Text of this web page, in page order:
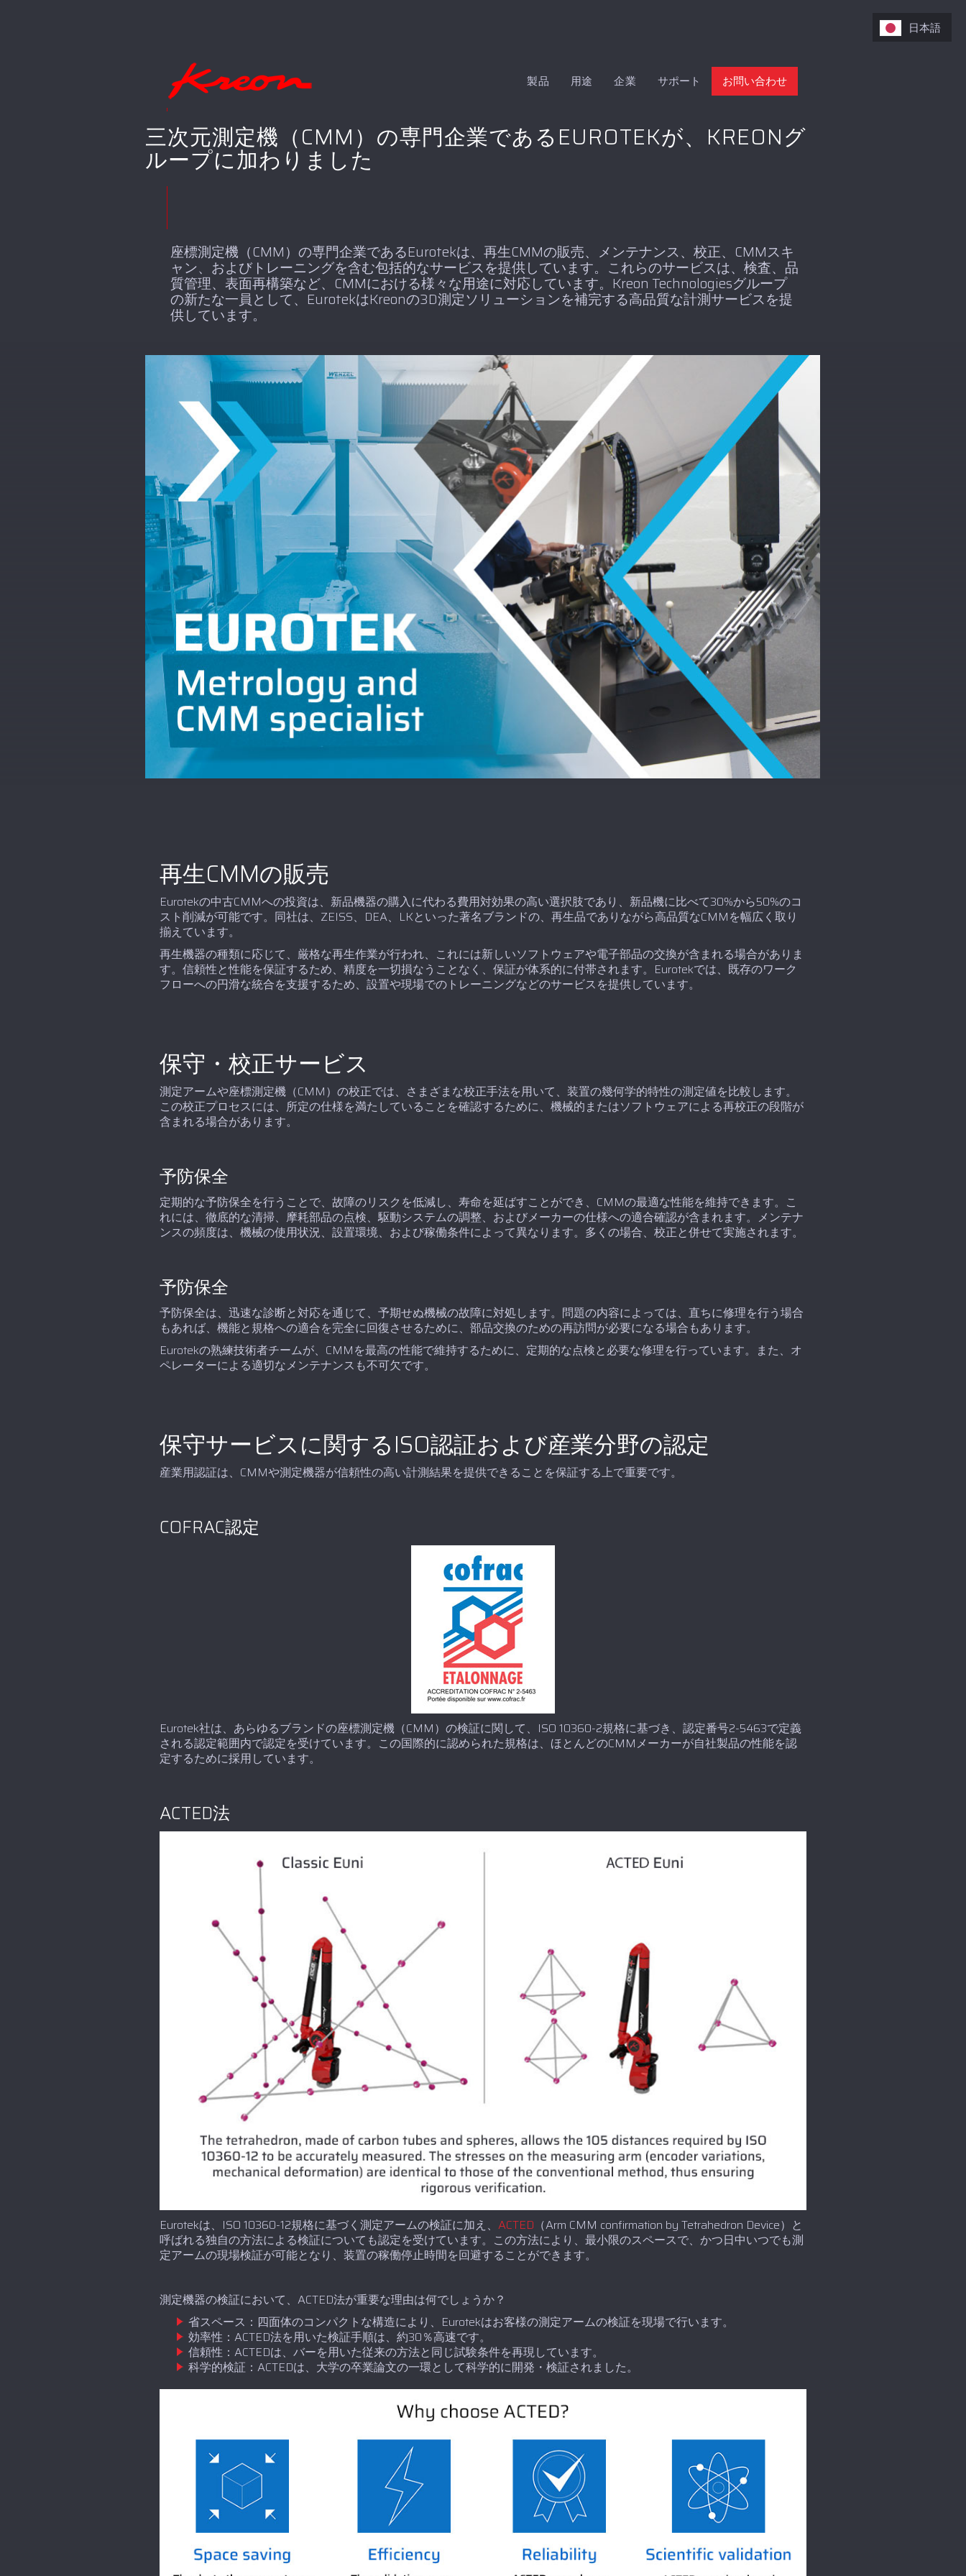
製品 用途 企業 サポート お問い合わせ
三次元測定機（CMM）の専門企業であるEUROTEKが、KREONグ
ループに加わりました
座標測定機（CMM）の専門企業であるEurotekは、再生CMMの販売、メンテナンス、校正、CMMスキ
ャン、およびトレーニングを含む包括的なサービスを提供しています。これらのサービスは、検査、品
質管理、表面再構築など、CMMにおける様々な用途に対応しています。Kreon Technologiesグループ
の新たな一員として、EurotekはKreonの3D測定ソリューションを補完する高品質な計測サービスを提
供しています。
再生CMMの販売
Eurotekの中古CMMへの投資は、新品機器の購入に代わる費用対効果の高い選択肢であり、新品機に比べて30%から50%のコ
スト削減が可能です。同社は、ZEISS、DEA、LKといった著名ブランドの、再生品でありながら高品質なCMMを幅広く取り
揃えています。
再生機器の種類に応じて、厳格な再生作業が行われ、これには新しいソフトウェアや電子部品の交換が含まれる場合がありま
す。信頼性と性能を保証するため、精度を一切損なうことなく、保証が体系的に付帯されます。Eurotekでは、既存のワーク
フローへの円滑な統合を支援するため、設置や現場でのトレーニングなどのサービスを提供しています。
保守・校正サービス
測定アームや座標測定機（CMM）の校正では、さまざまな校正手法を用いて、装置の幾何学的特性の測定値を比較します。
この校正プロセスには、所定の仕様を満たしていることを確認するために、機械的またはソフトウェアによる再校正の段階が
含まれる場合があります。
予防保全
定期的な予防保全を行うことで、故障のリスクを低減し、寿命を延ばすことができ、CMMの最適な性能を維持できます。こ
れには、徹底的な清掃、摩耗部品の点検、駆動システムの調整、およびメーカーの仕様への適合確認が含まれます。メンテナ
ンスの頻度は、機械の使用状況、設置環境、および稼働条件によって異なります。多くの場合、校正と併せて実施されます。
予防保全
予防保全は、迅速な診断と対応を通じて、予期せぬ機械の故障に対処します。問題の内容によっては、直ちに修理を行う場合
もあれば、機能と規格への適合を完全に回復させるために、部品交換のための再訪問が必要になる場合もあります。
Eurotekの熟練技術者チームが、CMMを最高の性能で維持するために、定期的な点検と必要な修理を行っています。また、オ
ペレーターによる適切なメンテナンスも不可欠です。
保守サービスに関するISO認証および産業分野の認定
産業用認証は、CMMや測定機器が信頼性の高い計測結果を提供できることを保証する上で重要です。
COFRAC認定
Eurotek社は、あらゆるブランドの座標測定機（CMM）の検証に関して、ISO 10360-2規格に基づき、認定番号2-5463で定義
される認定範囲内で認定を受けています。この国際的に認められた規格は、ほとんどのCMMメーカーが自社製品の性能を認
定するために採用しています。
ACTED法
Eurotekは、ISO 10360-12規格に基づく測定アームの検証に加え、 ACTED （Arm CMM confirmation by Tetrahedron Device）と
呼ばれる独自の方法による検証についても認定を受けています。この方法により、最小限のスペースで、かつ日中いつでも測
定アームの現場検証が可能となり、装置の稼働停止時間を回避することができます。
測定機器の検証において、ACTED法が重要な理由は何でしょうか？
省スペース：四面体のコンパクトな構造により、Eurotekはお客様の測定アームの検証を現場で行います。
効率性：ACTED法を用いた検証手順は、約30％高速です。
信頼性：ACTEDは、バーを用いた従来の方法と同じ試験条件を再現しています。
科学的検証：ACTEDは、大学の卒業論文の一環として科学的に開発・検証されました。
日本語